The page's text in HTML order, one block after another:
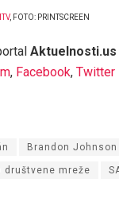
, FOTO: PRINTSCREEN
Aktuelnosti.us
, Facebook, Twitter
Brandon Johnson
društvene mreže